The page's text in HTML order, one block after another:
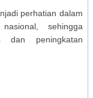
perhatian dalam
sehingga
dan peningkatan